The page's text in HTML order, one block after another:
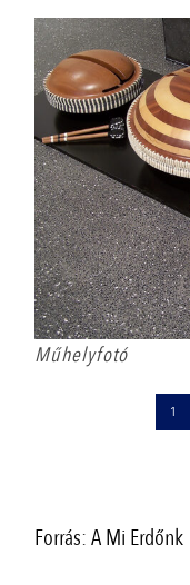
Műhelyfotó
1
Forrás: A Mi Erdőnk